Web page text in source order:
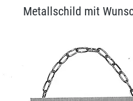
Metallschild mit